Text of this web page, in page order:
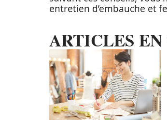
entretien d’embauche et
ARTICLES